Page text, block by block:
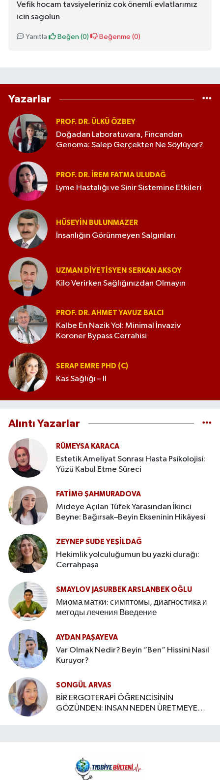
Vefik hocam tavsiyeleriniz cok önemli evlatlarımız
icin sagolun
Yanıtla Beğen (0) Beğenme (0)
Yazarlar
PROF. DR. ÜLKÜ ÖZBEY
Doğadan Laboratuvara, Fincandan
Genoma: Salep Gerçekten Ne Söylüyor?
PROF. DR. İREM FATMA ULUDAĞ
Lyme Hastalığı ve Sinir Sistemine Etkileri
HÜSEYIN BULUNMAZER
İnsanlığın Görünmeyen Salgınları
UZMAN DIYETISYEN SERKAN AKSOY
Kilo Verirken Sağlığınızdan Olmayın
PROF. DR. AHMET YAVUZ BALCI
Kalbe En Nazik Yol: Minimal İnvaziv
Koroner Bypass Cerrahisi
SERAP EMRE PHD (C)
Kas Sağlığı – II
Alıntı Yazarlar
RÜMEYSA KARACA
Estetik Ameliyat Sonrası Hasta Psikolojisi:
Yüzü Kabul Etme Süreci
FATIMƏ ŞAHMURADOVA
Mideye Açılan Tüfek Yarasından İkinci
Beyne: Bağırsak–Beyin Ekseninin Hikâyesi
ZEYNEP SUDE YEŞİLDAĞ
Hekimlik yolculuğumun bu yazki durağı:
Cerrahpaşa
SMAYLOV JASURBEK ARSLANBEK OĞLU
Миома матки: симптомы, диагностика и
методы лечения Введение
AYDAN PAŞAYEVA
Var Olmak Nedir? Beyin “Ben” Hissini Nasıl
Kuruyor?
SONGÜL ARVAS
BİR ERGOTERAPİ ÖĞRENCİSİNİN
GÖZÜNDEN: İNSAN NEDEN ÜRETMEYE